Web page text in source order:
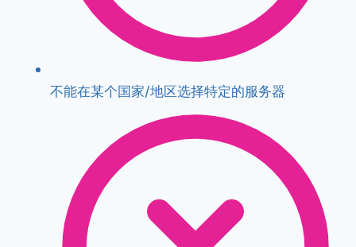
不能在某个国家/地区选择特定的服务器